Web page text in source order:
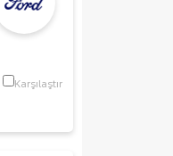
Karşılaştır